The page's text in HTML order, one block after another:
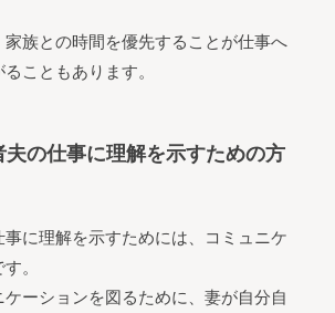
家族との時間を優先することが仕事へ
こともあります。
夫の仕事に理解を示すための方
に理解を示すためには、コミュニケ
。
ケーションを図るために、妻が自分自